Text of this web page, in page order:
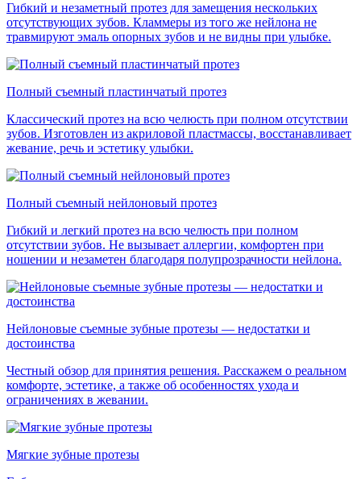
Гибкий и незаметный протез для замещения нескольких
отсутствующих зубов. Кламмеры из того же нейлона не
травмируют эмаль опорных зубов и не видны при улыбке.
Полный съемный пластинчатый протез
Классический протез на всю челюсть при полном отсутствии
зубов. Изготовлен из акриловой пластмассы, восстанавливает
жевание, речь и эстетику улыбки.
Полный съемный нейлоновый протез
Гибкий и легкий протез на всю челюсть при полном
отсутствии зубов. Не вызывает аллергии, комфортен при
ношении и незаметен благодаря полупрозрачности нейлона.
Нейлоновые съемные зубные протезы — недостатки и
достоинства
Честный обзор для принятия решения. Расскажем о реальном
комфорте, эстетике, а также об особенностях ухода и
ограничениях в жевании.
Мягкие зубные протезы